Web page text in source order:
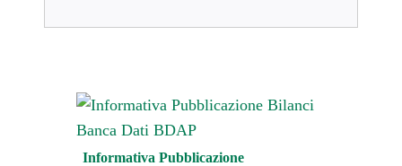
Informativa Pubblicazione